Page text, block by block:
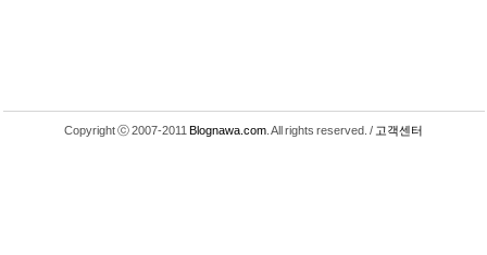
Copyright ⓒ 2007-2011 Blognawa.com . All rights reserved. / 고객센터